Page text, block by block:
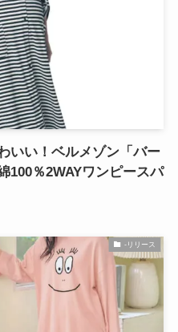
いい！ベルメゾン「バー
100％2WAYワンピースパ
-リリース